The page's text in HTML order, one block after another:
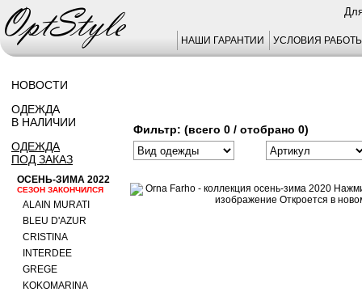
НАШИ ГАРАНТИИ УСЛОВИЯ
НОВОСТИ
ОДЕЖДА
В НАЛИЧИИ
ОДЕЖДА
ПОД ЗАКАЗ
ОСЕНЬ-ЗИМА 2022
СЕЗОН ЗАКОНЧИЛСЯ
ALAIN MURATI
BLEU D'AZUR
CRISTINA
INTERDEE
GREGE
KOKOMARINA
Фильтр: (всего 0 / отобрано 0)